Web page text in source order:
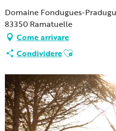
Domaine Fondugues-
83350 Ramatuelle
Come arrivare
CondividereAjouter aux